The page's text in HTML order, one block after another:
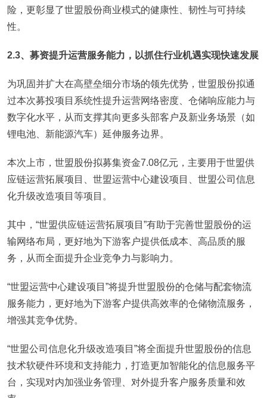
险，更彰显了世盟股份商业模式的健康性、韧性与可持续
性。
2.3、募资提升运营服务能力，以抓住行业机遇实现快速发展
为巩固并扩大在高壁垒细分市场的领先优势，世盟股份拟通
过本次募投项目系统性提升运营网络密度、仓储响应能力与
数字化水平，从而支撑其向更多头部客户及新业务场景（如
锂电池、新能源汽车）延伸服务边界。
本次上市，世盟股份拟募集资金7.08亿元，主要用于世盟供
应链运营拓展项目、世盟运营中心建设项目、世盟公司信息
化升级改造项目等项目。
其中，“世盟供应链运营拓展项目”有助于完善世盟股份的运
输网络布局，更好地为下游客户提供低成本、高品质的服
务，从而全面提升企业竞争力与影响力。
“世盟运营中心建设项目”将提升世盟股份的仓储与配套物流
服务能力，更好地为下游客户提供高效率的仓储物流服务，
增强其竞争优势。
“世盟公司信息化升级改造项目”将全面提升世盟股份的信息
技术软硬件环境和支持能力，打造更加智能化的信息服务平
台，实现对内加强业务管理、对外提升客户服务质量和效